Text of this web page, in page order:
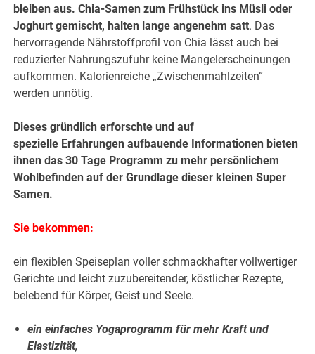
bleiben aus. Chia-Samen zum Frühstück ins Müsli oder
Joghurt gemischt, halten lange angenehm satt. Das
hervorragende Nährstoffprofil von Chia lässt auch bei
reduzierter Nahrungszufuhr keine Mangelerscheinungen
aufkommen. Kalorienreiche „Zwischenmahlzeiten“
werden unnötig.
Dieses gründlich erforschte und auf
spezielle Erfahrungen aufbauende Informationen bieten
ihnen das 30 Tage Programm zu mehr persönlichem
Wohlbefinden auf der Grundlage dieser kleinen Super
Samen.
Sie bekommen:
ein flexiblen Speiseplan voller schmackhafter vollwertiger
Gerichte und leicht zuzubereitender, köstlicher Rezepte,
belebend für Körper, Geist und Seele.
ein einfaches Yogaprogramm für mehr Kraft und
Elastizität,